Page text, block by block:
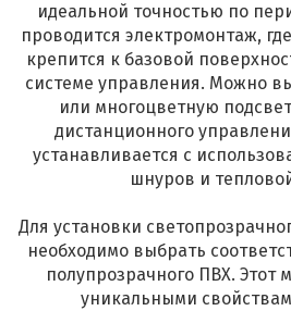
идеальной точностью по
проводится электромонтаж,
крепится к базовой
системе управления. Можно
или многоцветную
дистанционного
устанавливается с
шнуров и
Для установки
необходимо выбрать
полупрозрачного ПВХ. Этот
уникальными